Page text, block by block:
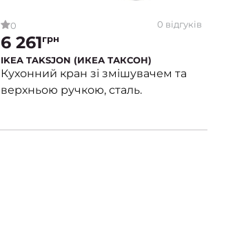
0 0 відгуків
6 261грн
IKEA TAKSJON (ИКЕА ТАКСОН)
Кухонний кран зі змішувачем та
верхньою ручкою, сталь.